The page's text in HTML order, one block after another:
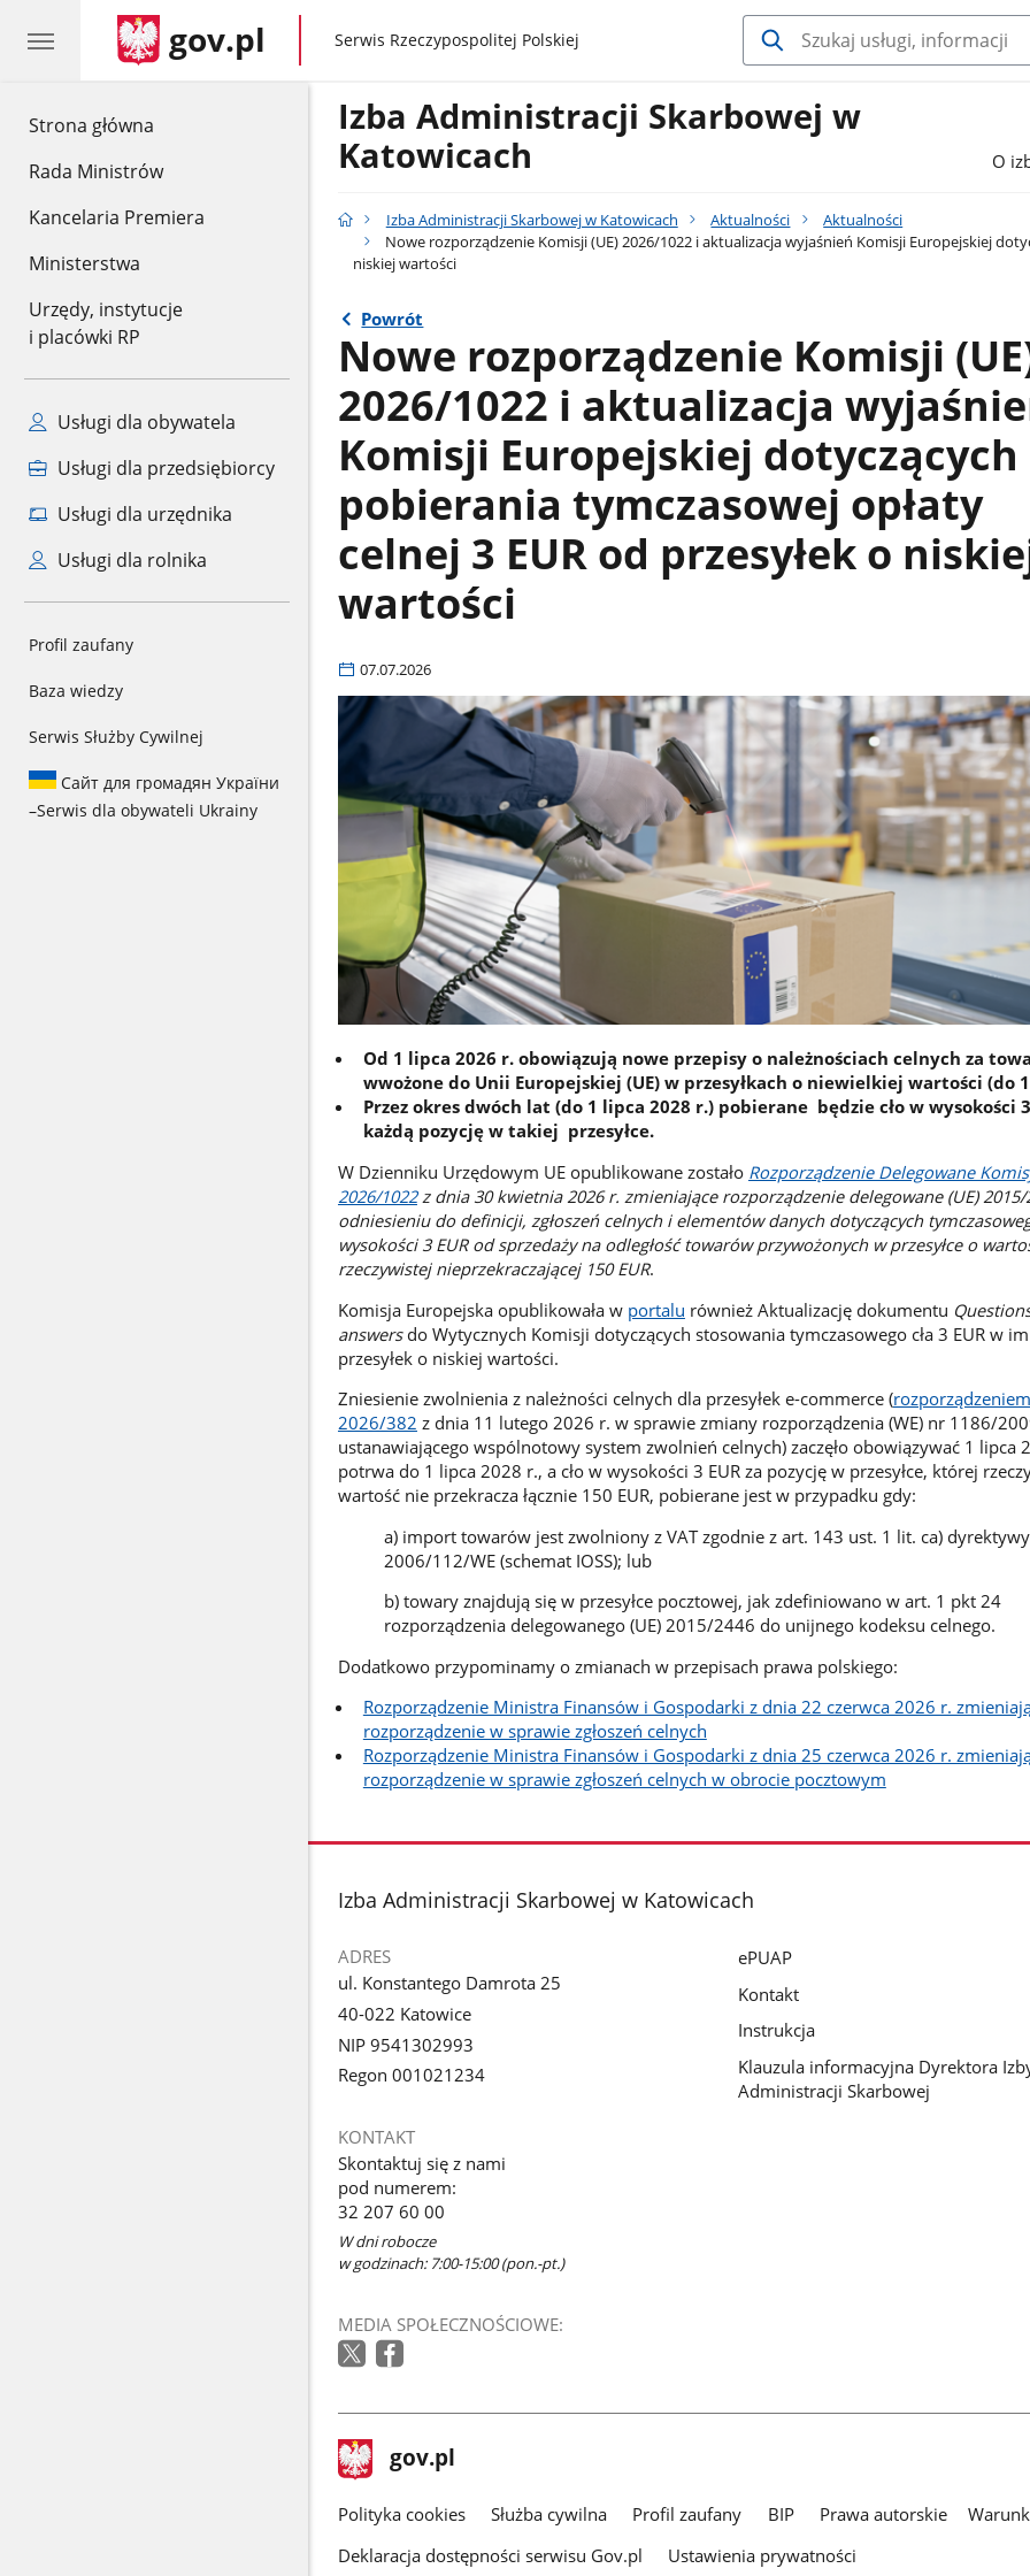
Strona główna
Rada Ministrów
Kancelaria Premiera
Ministerstwa
Urzędy, instytucje
i placówki RP
Usługi dla obywatela
Usługi dla przedsiębiorcy
Usługi dla urzędnika
Usługi dla rolnika
Profil zaufany
Baza wiedzy
Serwis Służby Cywilnej
Сайт для громадян України
–Serwis dla obywateli Ukrainy
gov.pl gov.pl
Serwis Rzeczypospolitej Polskiej
Izba Administracji Skarbowej w
Katowicach
O
Izba Administracji Skarbowej w Katowicach Aktualności
Aktualności
Nowe rozporządzenie Komisji (UE) 2026/1022 i aktualizacja wyjaśnień Komisji Europejskiej
niskiej wartości
Powrót
Nowe rozporządzenie Komisji
2026/1022 i aktualizacja
Komisji Europejskiej dotyczących
pobierania tymczasowej opłaty
celnej 3 EUR od przesyłek o
wartości
07.07.2026
Od 1 lipca 2026 r. obowiązują nowe przepisy o należnościach celnych za
wwożone do Unii Europejskiej (UE) w przesyłkach o niewielkiej wartości (do
Przez okres dwóch lat (do 1 lipca 2028 r.) pobierane będzie cło w wysokości 3
każdą pozycję w takiej przesyłce.
W Dzienniku Urzędowym UE opublikowane zostało Rozporządzenie Delegowane
2026/1022z dnia 30 kwietnia 2026 r. zmieniające rozporządzenie delegowane (UE) 2015/
odniesieniu do definicji, zgłoszeń celnych i elementów danych dotyczących
wysokości 3 EUR od sprzedaży na odległość towarów przywożonych w przesyłce o
rzeczywistej nieprzekraczającej 150 EUR.
Komisja Europejska opublikowała w portalu również Aktualizację dokumentu
answersdo Wytycznych Komisji dotyczących stosowania tymczasowego cła 3 EUR w
przesyłek o niskiej wartości.
Zniesienie zwolnienia z należności celnych dla przesyłek e-commerce (
2026/382 z dnia 11 lutego 2026 r. w sprawie zmiany rozporządzenia (WE) nr 1186/
ustanawiającego wspólnotowy system zwolnień celnych) zaczęło obowiązywać 1 lipca
potrwa do 1 lipca 2028 r., a cło w wysokości 3 EUR za pozycję w przesyłce, której
wartość nie przekracza łącznie 150 EUR, pobierane jest w przypadku gdy:
a) import towarów jest zwolniony z VAT zgodnie z art. 143 ust. 1 lit. ca) dyrektywy
2006/112/WE (schemat IOSS); lub
b) towary znajdują się w przesyłce pocztowej, jak zdefiniowano w art. 1 pkt 24
rozporządzenia delegowanego (UE) 2015/2446 do unijnego kodeksu celnego.
Dodatkowo przypominamy o zmianach w przepisach prawa polskiego:
Rozporządzenie Ministra Finansów i Gospodarki z dnia 22 czerwca 2026 r.
rozporządzenie w sprawie zgłoszeń celnych
Rozporządzenie Ministra Finansów i Gospodarki z dnia 25 czerwca 2026 r.
rozporządzenie w sprawie zgłoszeń celnych w obrocie pocztowym
stopka
Izba Administracji Skarbowej w Katowicach
ADRES
ul. Konstantego Damrota 25
40-022 Katowice
NIP 9541302993
Regon 001021234
KONTAKT
Skontaktuj się z nami
pod numerem:
32 207 60 00
W dni robocze
w godzinach: 7:00-15:00 (pon.-pt.)
MEDIA SPOŁECZNOŚCIOWE:
ePUAP
Kontakt
Instrukcja
Klauzula informacyjna Dyrektora
Administracji Skarbowej
stopka
gov.pl Strona
gov.pl
gov.pl
Polityka cookies Służba cywilna Profil zaufany BIP Prawa autorskie
Deklaracja dostępności serwisu Gov.pl
Ustawienia prywatności